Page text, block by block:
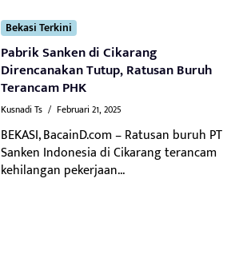
Bekasi Terkini
Pabrik Sanken di Cikarang
Direncanakan Tutup, Ratusan Buruh
Terancam PHK
Kusnadi Ts / Februari 21, 2025
BEKASI, BacainD.com – Ratusan buruh PT
Sanken Indonesia di Cikarang terancam
kehilangan pekerjaan...